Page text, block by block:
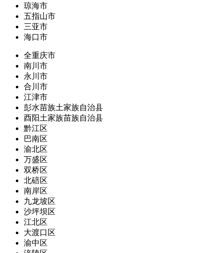
琼海市
五指山市
三亚市
海口市
全重庆市
南川市
永川市
合川市
江津市
彭水苗族土家族自治县
酉阳土家族苗族自治县
黔江区
巴南区
渝北区
万盛区
双桥区
北碚区
南岸区
九龙坡区
沙坪坝区
江北区
大渡口区
渝中区